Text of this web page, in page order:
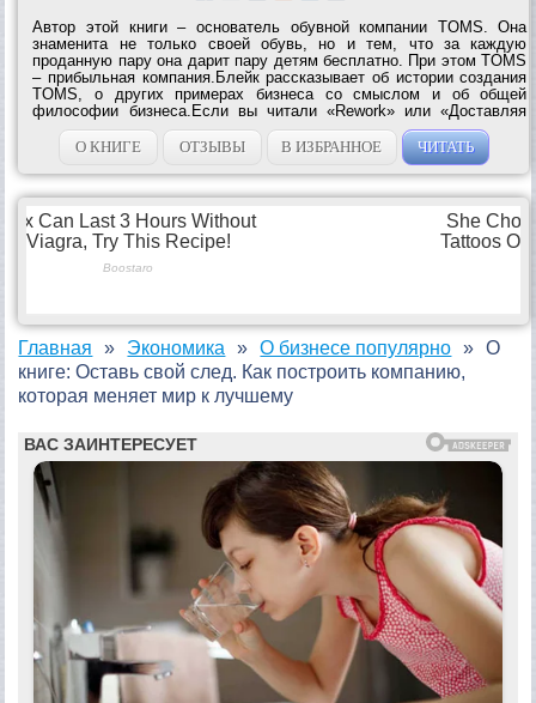
Автор этой книги – основатель обувной компании TOMS. Она
знаменита не только своей обувь, но и тем, что за каждую
проданную пару она дарит пару детям бесплатно. При этом TOMS
– прибыльная компания.Блейк рассказывает об истории создания
TOMS, о других примерах бизнеса со смыслом и об общей
философии бизнеса.Если вы читали «Rework» или «Доставляя
счастье» – эта книга вам обязательно...
О КНИГЕ
ОТЗЫВЫ В ИЗБРАННОЕ ЧИТАТЬ
Главная Экономика О бизнесе популярно
О
книге: Оставь свой след. Как построить компанию,
которая меняет мир к лучшему